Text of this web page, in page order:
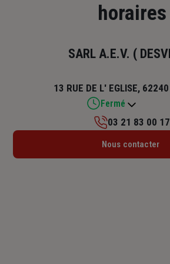
horaires
SARL A.E.V. (
13 RUE DE L' EGLISE,
Fermé
Lundi : 09h – 12h
03 21 83 00 17
Nous contacter